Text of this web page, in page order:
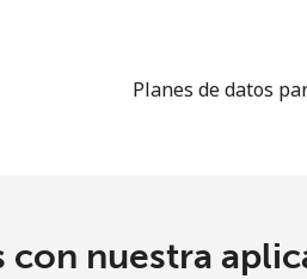
Planes de datos
nuestra